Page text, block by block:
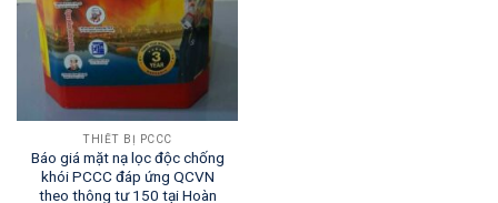
THIẾT BỊ PCCC
Báo giá mặt nạ lọc độc chống
khói PCCC đáp ứng QCVN
theo thông tư 150 tại Hoàn